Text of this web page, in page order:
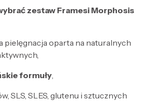
zestaw Framesi Morphosis
pielęgnacja oparta na naturalnych
formuły,
SLS, SLES, glutenu i sztucznych